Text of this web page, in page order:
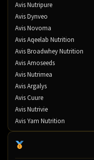
Avis Nutripure
Avis Dynveo
Avis Novoma
Avis Aqeelab Nutrition
Avis Broadwhey Nutrition
Avis Amoseeds
Avis Nutrimea
Avis Argalys
Avis Cuure
Avis Nutrivie
Avis Yam Nutrition